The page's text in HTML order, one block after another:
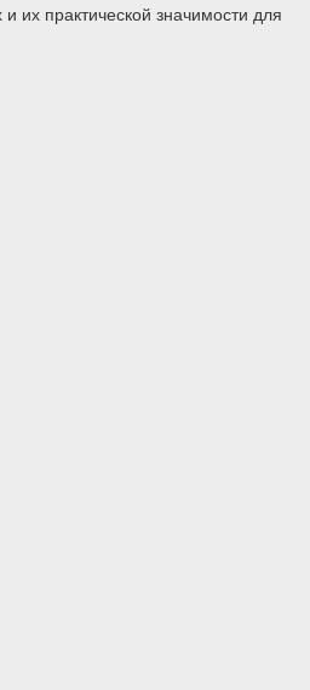
их практической значимости для